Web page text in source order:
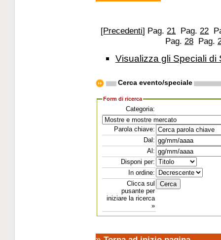
[Precedenti] Pag.21 Pag.22
Pag. 28 Pag.
Visualizza gli Speciali di
Cerca evento/speciale
Form di ricerca
Categoria:
Parola chiave:
Dal:
Al:
Disponi per:
In ordine:
Clicca sul
pusante per
iniziare la ricerca
»